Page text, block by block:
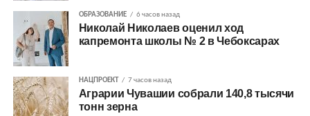
ОБРАЗОВАНИЕ 6 часов назад
Николай Николаев оценил ход
капремонта школы № 2 в Чебоксарах
НАЦПРОЕКТ 7 часов назад
Аграрии Чувашии собрали 140,8 тысячи
тонн зерна